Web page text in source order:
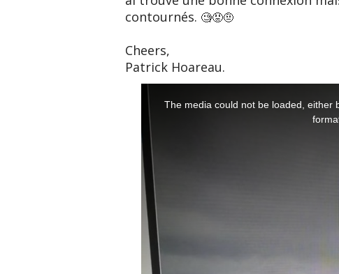
contournés. 🧐😡🤨
Cheers,
Patrick Hoareau.